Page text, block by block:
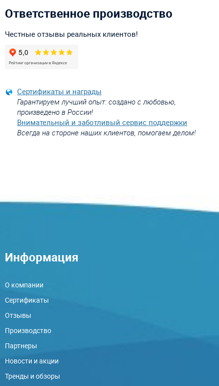
Ответственное производство
Честные отзывы реальных клиентов!
Сертификаты и награды
Гарантируем лучший опыт: создано с любовью,
произведено в России!
Внимательный и заботливый сервис поддержки
Всегда на стороне наших клиентов, помогаем делом!
Информация
О компании
Сертификаты
Отзывы
Производство
Партнеры
Новости и акции
Тренды и обзоры